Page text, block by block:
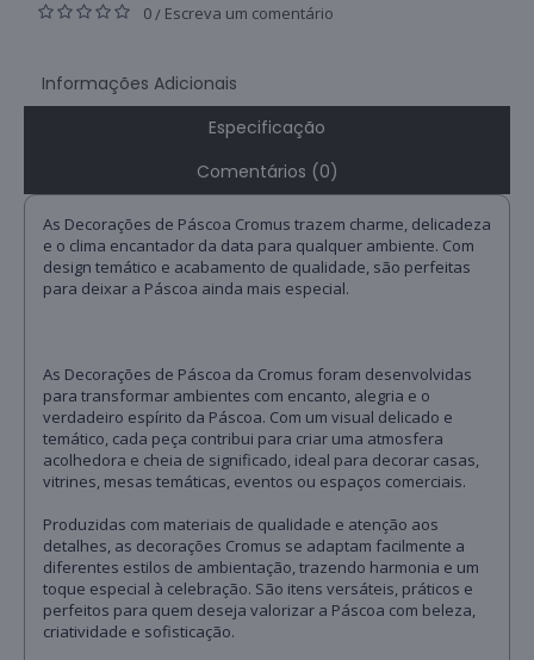
0 / Escreva um comentário
Informações Adicionais
Especificação
Comentários (0)
As Decorações de Páscoa Cromus trazem charme, delicadeza
e o clima encantador da data para qualquer ambiente. Com
design temático e acabamento de qualidade, são perfeitas
para deixar a Páscoa ainda mais especial.
As Decorações de Páscoa da Cromus foram desenvolvidas
para transformar ambientes com encanto, alegria e o
verdadeiro espírito da Páscoa. Com um visual delicado e
temático, cada peça contribui para criar uma atmosfera
acolhedora e cheia de significado, ideal para decorar casas,
vitrines, mesas temáticas, eventos ou espaços comerciais.
Produzidas com materiais de qualidade e atenção aos
detalhes, as decorações Cromus se adaptam facilmente a
diferentes estilos de ambientação, trazendo harmonia e um
toque especial à celebração. São itens versáteis, práticos e
perfeitos para quem deseja valorizar a Páscoa com beleza,
criatividade e sofisticação.